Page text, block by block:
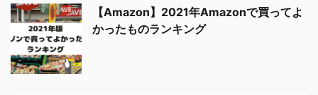
【2021年7月】Amazonタイムセール祭
り おすすめ商品！
【Amazon】2021年Amazonで買ってよ
かったものランキング